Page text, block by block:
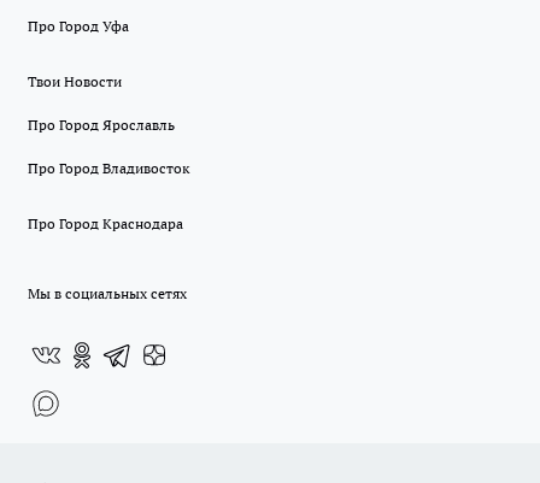
Про Город Уфа
Твои Новости
Про Город Ярославль
Про Город Владивосток
Про Город Краснодара
Мы в социальных сетях